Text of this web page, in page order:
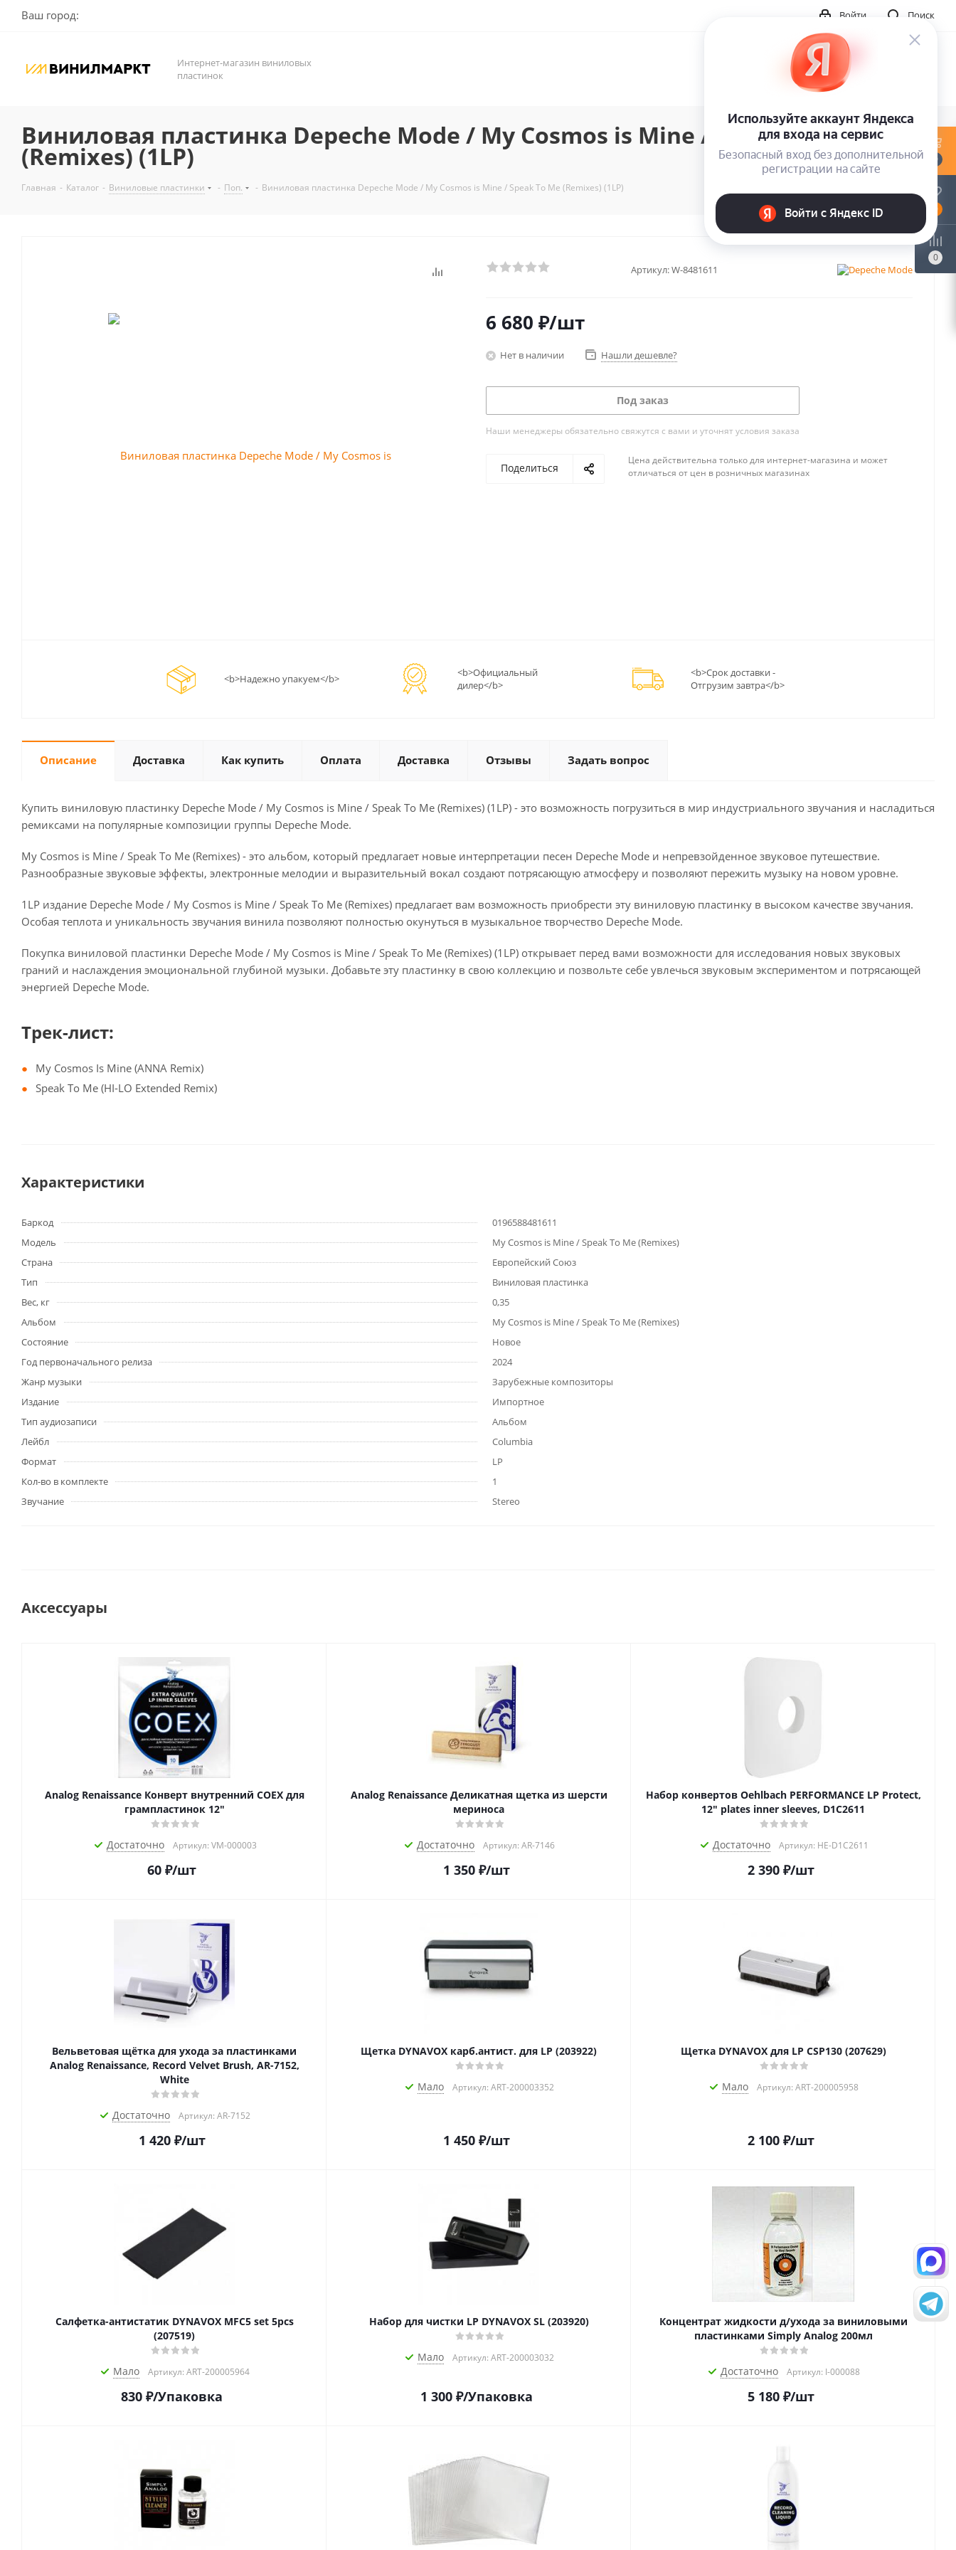
Ваш город: Поиск
Войти
Интернет-магазин виниловых
пластинок
Виниловая пластинка Depeche Mode / My Cosmos is Mine / Speak To Me
(Remixes) (1LP)
Главная - Каталог - Виниловые пластинки - Поп. - Виниловая пластинка Depeche Mode / My Cosmos is Mine / Speak To Me (Remixes) (1LP)
Артикул:W-8481611
6 680 ₽/шт
Нет в наличии Нашли дешевле?
Под заказ
Наши менеджеры обязательно свяжутся с вами и уточнят условия заказа
Поделиться
Цена действительна только для интернет-магазина и может
отличаться от цен в розничных магазинах
<b>Надежно упакуем</b>
<b>Официальный
дилер</b>
<b>Срок доставки -
Отгрузим завтра</b>
Описание Доставка Как купить Оплата Доставка Отзывы Задать вопрос
Купить виниловую пластинку Depeche Mode / My Cosmos is Mine / Speak To Me (Remixes) (1LP) - это возможность погрузиться в мир индустриального звучания и насладиться
ремиксами на популярные композиции группы Depeche Mode.
My Cosmos is Mine / Speak To Me (Remixes) - это альбом, который предлагает новые интерпретации песен Depeche Mode и непревзойденное звуковое путешествие.
Разнообразные звуковые эффекты, электронные мелодии и выразительный вокал создают потрясающую атмосферу и позволяют пережить музыку на новом уровне.
1LP издание Depeche Mode / My Cosmos is Mine / Speak To Me (Remixes) предлагает вам возможность приобрести эту виниловую пластинку в высоком качестве звучания.
Особая теплота и уникальность звучания винила позволяют полностью окунуться в музыкальное творчество Depeche Mode.
Покупка виниловой пластинки Depeche Mode / My Cosmos is Mine / Speak To Me (Remixes) (1LP) открывает перед вами возможности для исследования новых звуковых
граний и наслаждения эмоциональной глубиной музыки. Добавьте эту пластинку в свою коллекцию и позвольте себе увлечься звуковым экспериментом и потрясающей
энергией Depeche Mode.
Трек-лист:
My Cosmos Is Mine (ANNA Remix)
Speak To Me (HI-LO Extended Remix)
Характеристики
Баркод
0196588481611
Модель
My Cosmos is Mine / Speak To Me (Remixes)
Страна
Европейский Союз
Тип
Виниловая пластинка
Вес, кг
0,35
Альбом
My Cosmos is Mine / Speak To Me (Remixes)
Состояние
Новое
Год первоначального релиза
2024
Жанр музыки
Зарубежные композиторы
Издание
Импортное
Тип аудиозаписи
Альбом
Лейбл
Columbia
Формат
LP
Кол-во в комплекте
1
Звучание
Stereo
Аксессуары
Analog Renaissance Конверт внутренний COEX для
грампластинок 12"
Достаточно Артикул: VM-000003
60 ₽/шт
Analog Renaissance Деликатная щетка из шерсти
мериноса
Достаточно Артикул: AR-7146
1 350₽/шт
Набор конвертов Oehlbach PERFORMANCE LP Protect,
12" plates inner sleeves, D1C2611
Достаточно Артикул: HE-D1C2611
2 390₽/шт
Вельветовая щётка для ухода за пластинками
Analog Renaissance, Record Velvet Brush, AR-7152,
White
Достаточно Артикул: AR-7152
1 420₽/шт
Щетка DYNAVOX карб.антист. для LP (203922)
Мало Артикул: ART-200003352
1 450₽/шт
Щетка DYNAVOX для LP CSP130 (207629)
Мало Артикул: ART-200005958
2 100₽/шт
Салфетка-aнтистатик DYNAVOX MFC5 set 5pcs
(207519)
Мало Артикул: ART-200005964
830 ₽/Упаковка
Набор для чистки LP DYNAVOX SL (203920)
Мало Артикул: ART-200003032
1 300₽/Упаковка
Концентрат жидкости д/ухода за виниловыми
пластинками Simply Analog 200мл
Достаточно Артикул: I-000088
5 180₽/шт
0
0
0